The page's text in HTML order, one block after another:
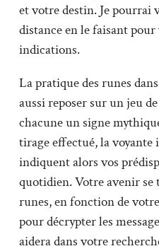
et votre destin. Je pourrai
distance en le faisant
indications.
La pratique des runes
aussi reposer sur un jeu
chacune un signe
tirage effectué, la
indiquent alors vos
quotidien. Votre avenir se
runes, en fonction de
pour décrypter les
aidera dans votre